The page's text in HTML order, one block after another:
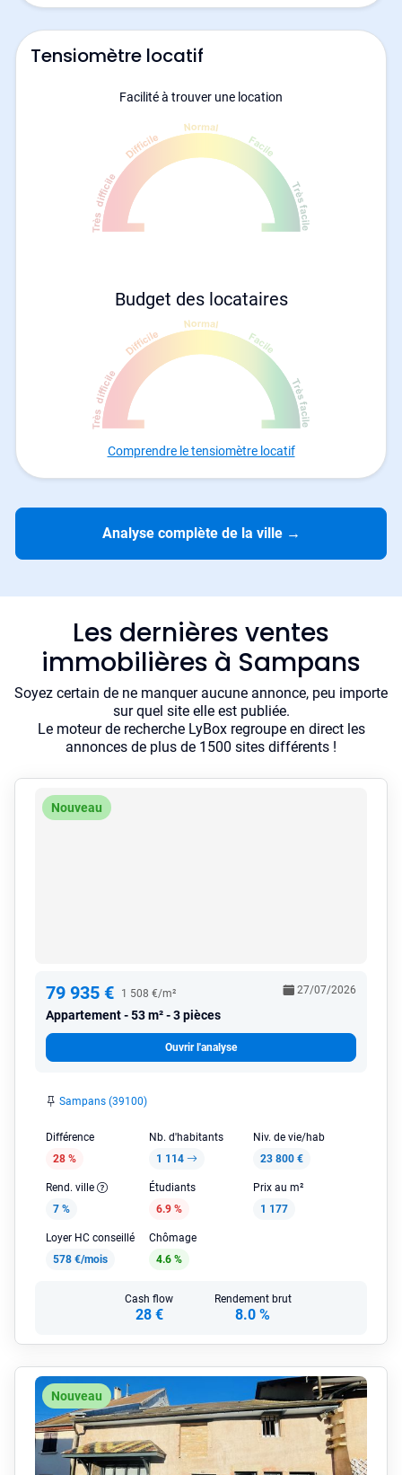
Tensiomètre locatif
Facilité à trouver une location
Budget des locataires
Comprendre le tensiomètre locatif
Analyse complète de la ville →
Les dernières ventes
immobilières à Sampans
Soyez certain de ne manquer aucune annonce, peu importe
sur quel site elle est publiée.
Le moteur de recherche LyBox regroupe en direct les
annonces de plus de 1500 sites différents !
Nouveau
79 935 € 1 508 €/m²
Appartement 53 m² - 3 pièces
27/07/2026
Ouvrir l'analyse
Sampans (39100)
Différence
28 %
Nb. d'habitants
1 114
Niv. de vie/hab
23 800 €
Rend. ville
7 %
Étudiants
6.9 %
Prix au m²
1 177
Loyer HC conseillé
578 €/mois
Chômage
4.6 %
Cash flow
28 €
Rendement brut
8.0 %
Nouveau